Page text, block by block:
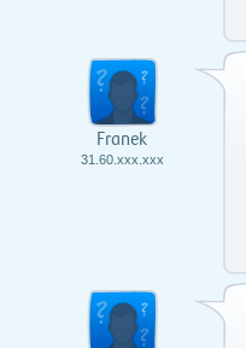
Franek
31.60.xxx.xxx